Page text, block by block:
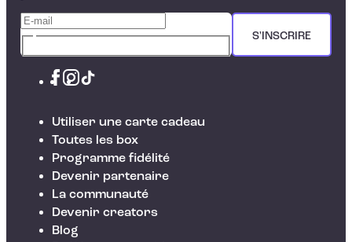
S'INSCRIRE
Utiliser une carte cadeau
Toutes les box
Programme fidélité
Devenir partenaire
La communauté
Devenir creators
Blog